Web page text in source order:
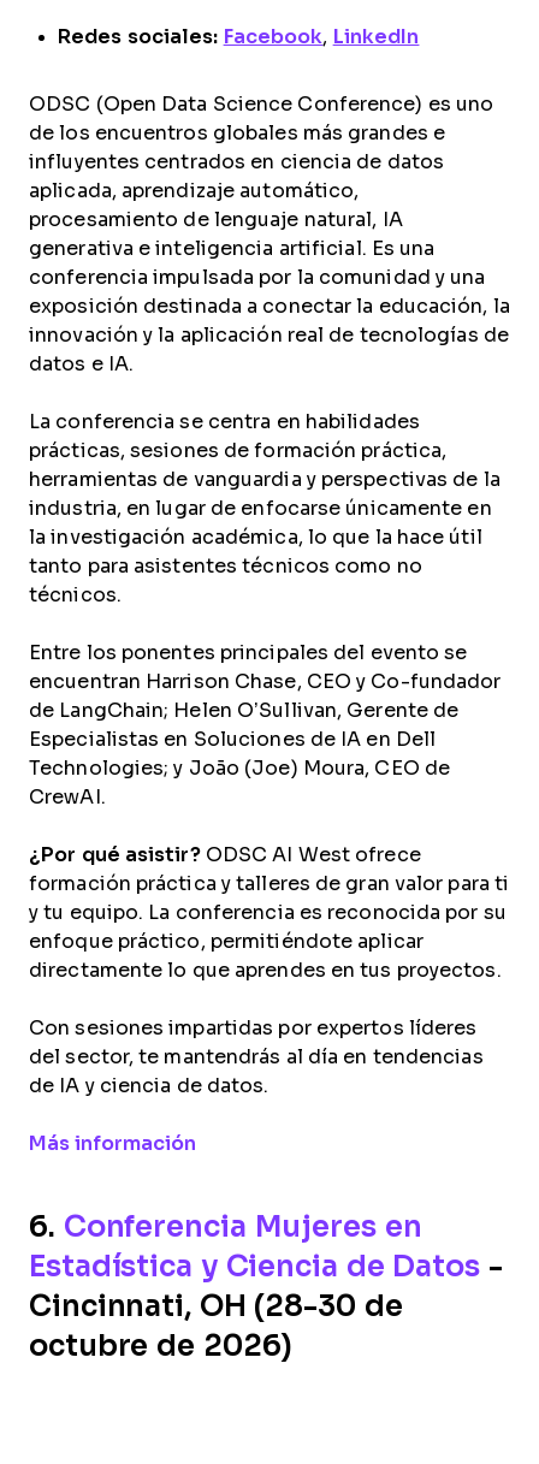
Redes sociales: Facebook, LinkedIn
ODSC (Open Data Science Conference) es uno
de los encuentros globales más grandes e
influyentes centrados en ciencia de datos
aplicada, aprendizaje automático,
procesamiento de lenguaje natural, IA
generativa e inteligencia artificial. Es una
conferencia impulsada por la comunidad y una
exposición destinada a conectar la educación, la
innovación y la aplicación real de tecnologías de
datos e IA.
La conferencia se centra en habilidades
prácticas, sesiones de formación práctica,
herramientas de vanguardia y perspectivas de la
industria, en lugar de enfocarse únicamente en
la investigación académica, lo que la hace útil
tanto para asistentes técnicos como no
técnicos.
Entre los ponentes principales del evento se
encuentran Harrison Chase, CEO y Co-fundador
de LangChain; Helen O’Sullivan, Gerente de
Especialistas en Soluciones de IA en Dell
Technologies; y João (Joe) Moura, CEO de
CrewAI.
¿Por qué asistir?ODSC AI West ofrece
formación práctica y talleres de gran valor para ti
y tu equipo. La conferencia es reconocida por su
enfoque práctico, permitiéndote aplicar
directamente lo que aprendes en tus proyectos.
Con sesiones impartidas por expertos líderes
del sector, te mantendrás al día en tendencias
de IA y ciencia de datos.
Más información
6. Conferencia Mujeres en
Estadística y Ciencia de Datos -
Cincinnati, OH (28-30 de
octubre de 2026)